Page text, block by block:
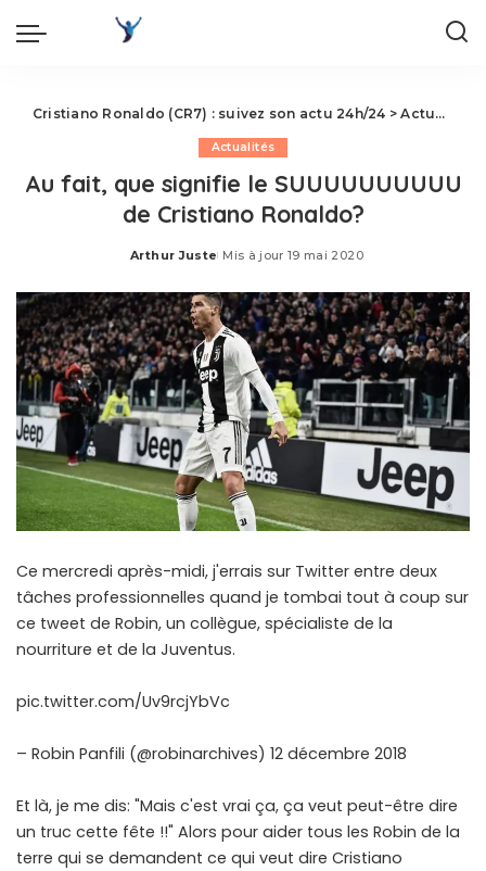
Cristiano Ronaldo (CR7) : suivez son actu 24h/24 >Actualités
Actualités
Au fait, que signifie le SUUUUUUUUUU
de Cristiano Ronaldo?
Posted
Arthur Juste Mis à jour 19 mai 2020
Ce mercredi après-midi, j'errais sur Twitter entre deux
tâches professionnelles quand je tombai tout à coup sur
ce tweet de Robin, un collègue, spécialiste de la
nourriture et de la Juventus.
pic.twitter.com/Uv9rcjYbVc
– Robin Panfili (@robinarchives) 12 décembre 2018
Et là, je me dis: "Mais c'est vrai ça, ça veut peut-être dire
un truc cette fête !!" Alors pour aider tous les Robin de la
terre qui se demandent ce qui veut dire Cristiano